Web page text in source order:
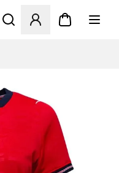
Åpner en Modal for å